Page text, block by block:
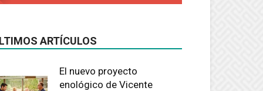
ARTÍCULOS
El nuevo proyecto
enológico de Vicente